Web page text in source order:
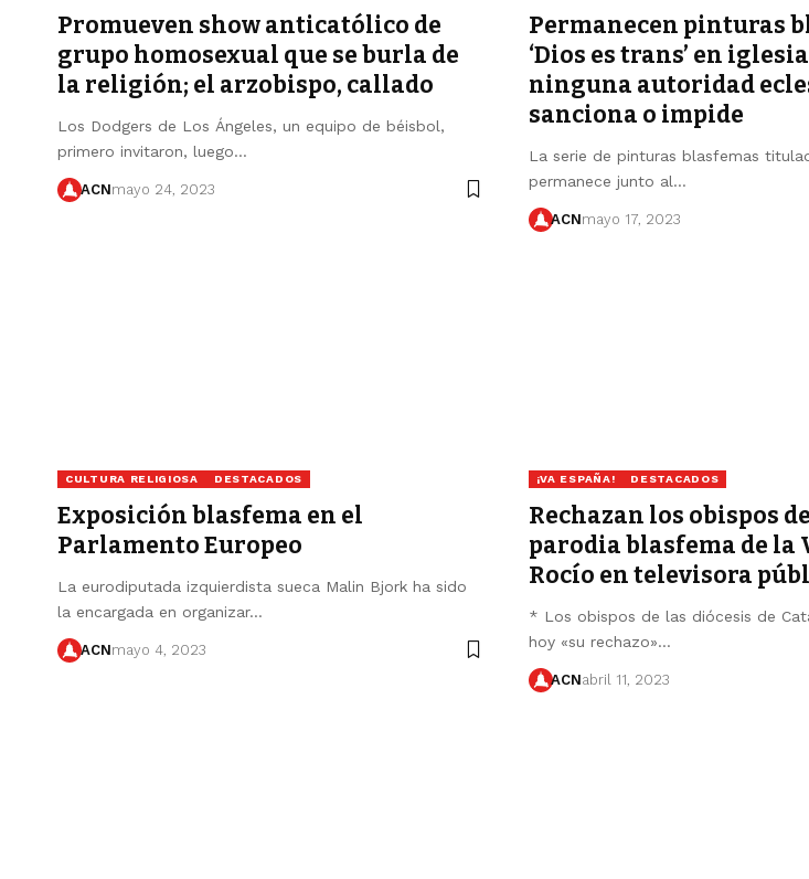
Promueven show anticatólico de
grupo homosexual que se burla de
la religión; el arzobispo, callado
Los Dodgers de Los Ángeles, un equipo de béisbol,
primero invitaron, luego…
ACNmayo 24, 2023
Permanecen pinturas
‘Dios es trans’ en iglesia
ninguna autoridad
sanciona o impide
La serie de pinturas blasfemas
permanece junto al…
ACNmayo 17, 2023
CULTURA RELIGIOSA DESTACADOS
Exposición blasfema en el
Parlamento Europeo
La eurodiputada izquierdista sueca Malin Bjork ha sido
la encargada en organizar…
ACNmayo 4, 2023
¡VA ESPAÑA! DESTACADOS
Rechazan los obispos
parodia blasfema de la
Rocío en televisora
* Los obispos de las diócesis de
hoy «su rechazo»…
ACNabril 11, 2023